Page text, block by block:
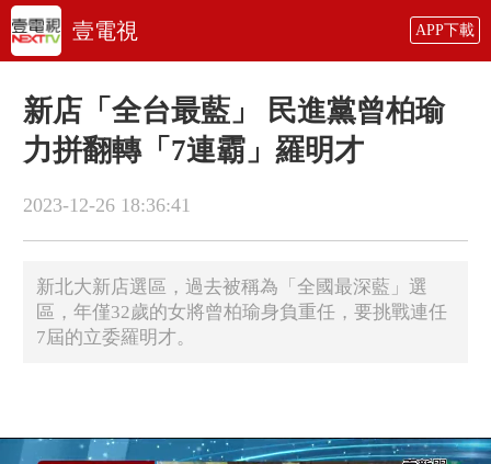
壹電視 APP下載
新店「全台最藍」 民進黨曾柏瑜
力拼翻轉「7連霸」羅明才
2023-12-26 18:36:41
新北大新店選區，過去被稱為「全國最深藍」選
區，年僅32歲的女將曾柏瑜身負重任，要挑戰連任
7屆的立委羅明才。